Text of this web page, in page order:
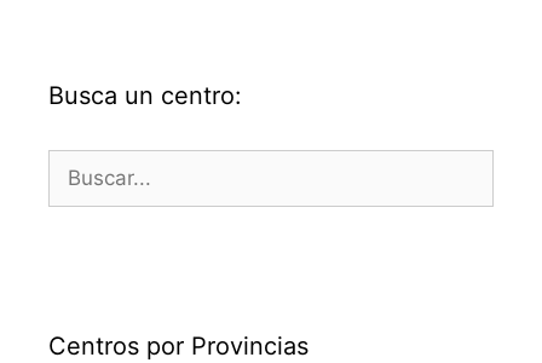
Busca un centro:
Buscar:
Centros por Provincias